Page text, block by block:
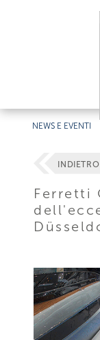
NEWS E EVENTI
INDIETRO
Ferretti